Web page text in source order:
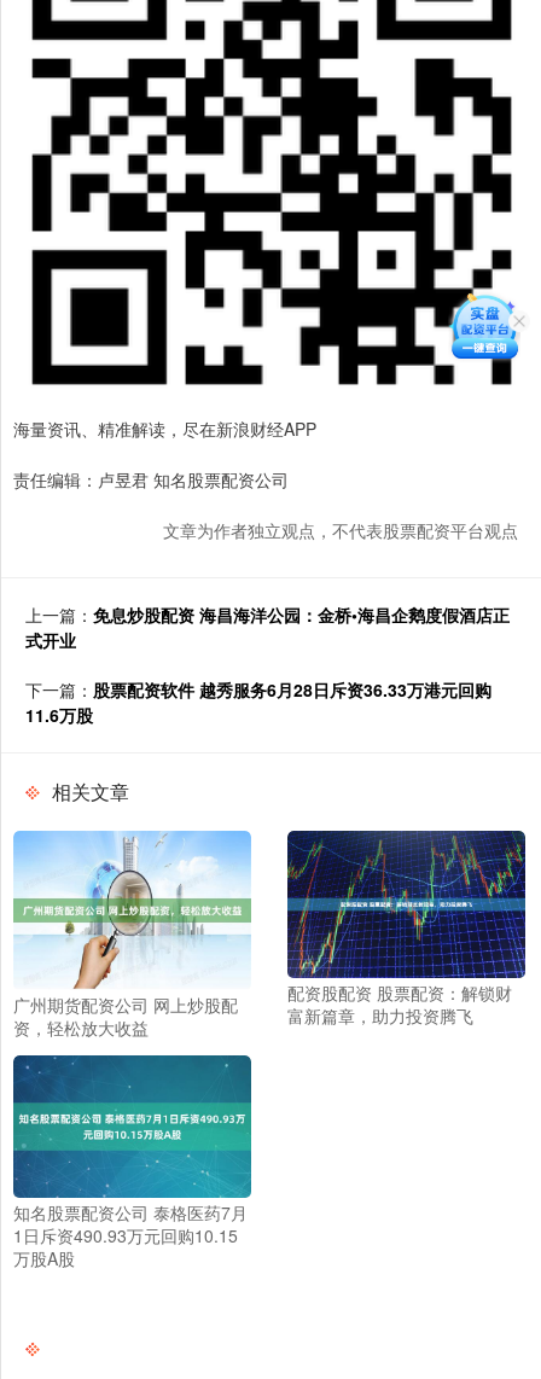
海量资讯、精准解读，尽在新浪财经APP
责任编辑：卢昱君 知名股票配资公司
文章为作者独立观点，不代表股票配资平台观点
上一篇： 免息炒股配资 海昌海洋公园：金桥•海昌企鹅度假酒店正
式开业
下一篇： 股票配资软件 越秀服务6月28日斥资36.33万港元回购
11.6万股
相关文章
广州期货配资公司 网上炒股配
资，轻松放大收益
配资股配资 股票配资：解锁财
富新篇章，助力投资腾飞
知名股票配资公司 泰格医药7月
1日斥资490.93万元回购10.15
万股A股